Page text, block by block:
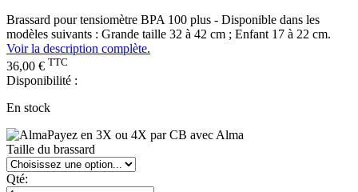
Brassard pour tensiomètre BPA 100 plus - Disponible dans les
modèles suivants : Grande taille 32 à 42 cm ; Enfant 17 à 22 cm.
Voir la description complète.
36,00 € TTC
Disponibilité :
En stock
Payez en 3X ou 4X par CB avec Alma
Taille du brassard
Qté: